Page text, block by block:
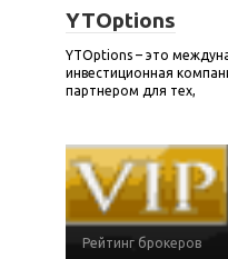
YTOptions
YTOptions – это
инвестиционная
партнером для тех,
Рейтинг брокеров